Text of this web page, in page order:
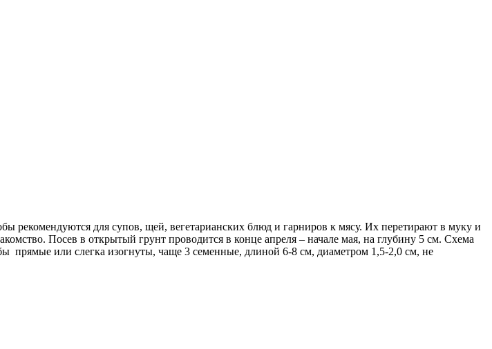
рекомендуются для супов, щей, вегетарианских блюд и гарниров к мясу. Их перетирают в муку и
Посев в открытый грунт проводится в конце апреля – начале мая, на глубину 5 см. Схема
прямые или слегка изогнуты, чаще 3 семенные, длиной 6-8 см, диаметром 1,5-2,0 см, не